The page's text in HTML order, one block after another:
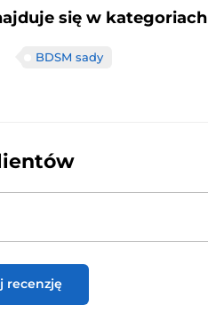
się w kategoriach
BDSM sady
recenzję